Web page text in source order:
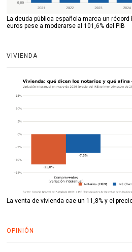
La deuda pública española marca un
euros pese a moderarse al 101,6% del PIB
VIVIENDA
La venta de vivienda cae un 11,8% y el
OPINIÓN